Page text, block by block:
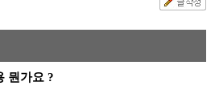
뭔가요 ?